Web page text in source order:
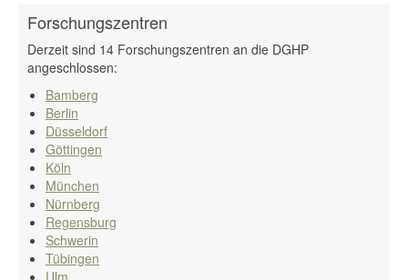
Forschungszentren
Derzeit sind 14 Forschungszentren an die DGHP
angeschlossen:
Bamberg
Berlin
Düsseldorf
Göttingen
Köln
München
Nürnberg
Regensburg
Schwerin
Tübingen